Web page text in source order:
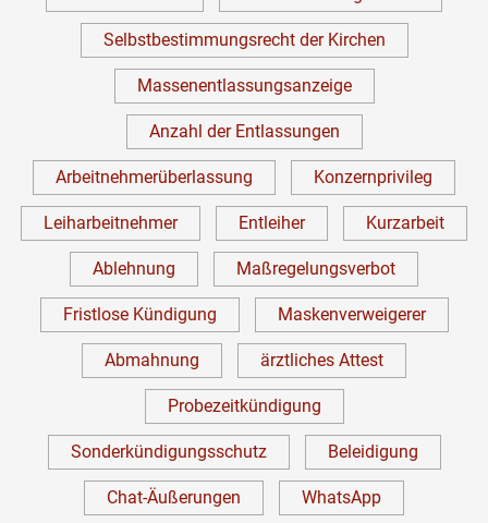
Selbstbestimmungsrecht der Kirchen
Massenentlassungsanzeige
Anzahl der Entlassungen
Arbeitnehmerüberlassung Konzernprivileg
Leiharbeitnehmer Entleiher Kurzarbeit
Ablehnung Maßregelungsverbot
Fristlose Kündigung Maskenverweigerer
Abmahnung ärztliches Attest
Probezeitkündigung
Sonderkündigungsschutz Beleidigung
Chat-Äußerungen WhatsApp